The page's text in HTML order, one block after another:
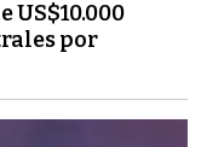
US$10.000
por